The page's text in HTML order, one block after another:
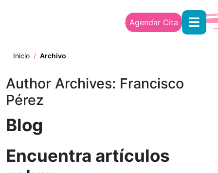
Agendar Cita
Inicio / Archivo
Author Archives: Francisco
Pérez
Blog
Encuentra artículos